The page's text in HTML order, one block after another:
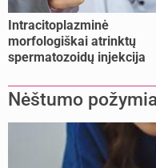
Intracitoplazminė
morfologiškai atrinktų
spermatozoidų injekcija
Nėštumo